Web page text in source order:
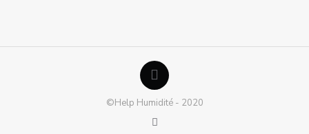
©Help Humidité - 2020